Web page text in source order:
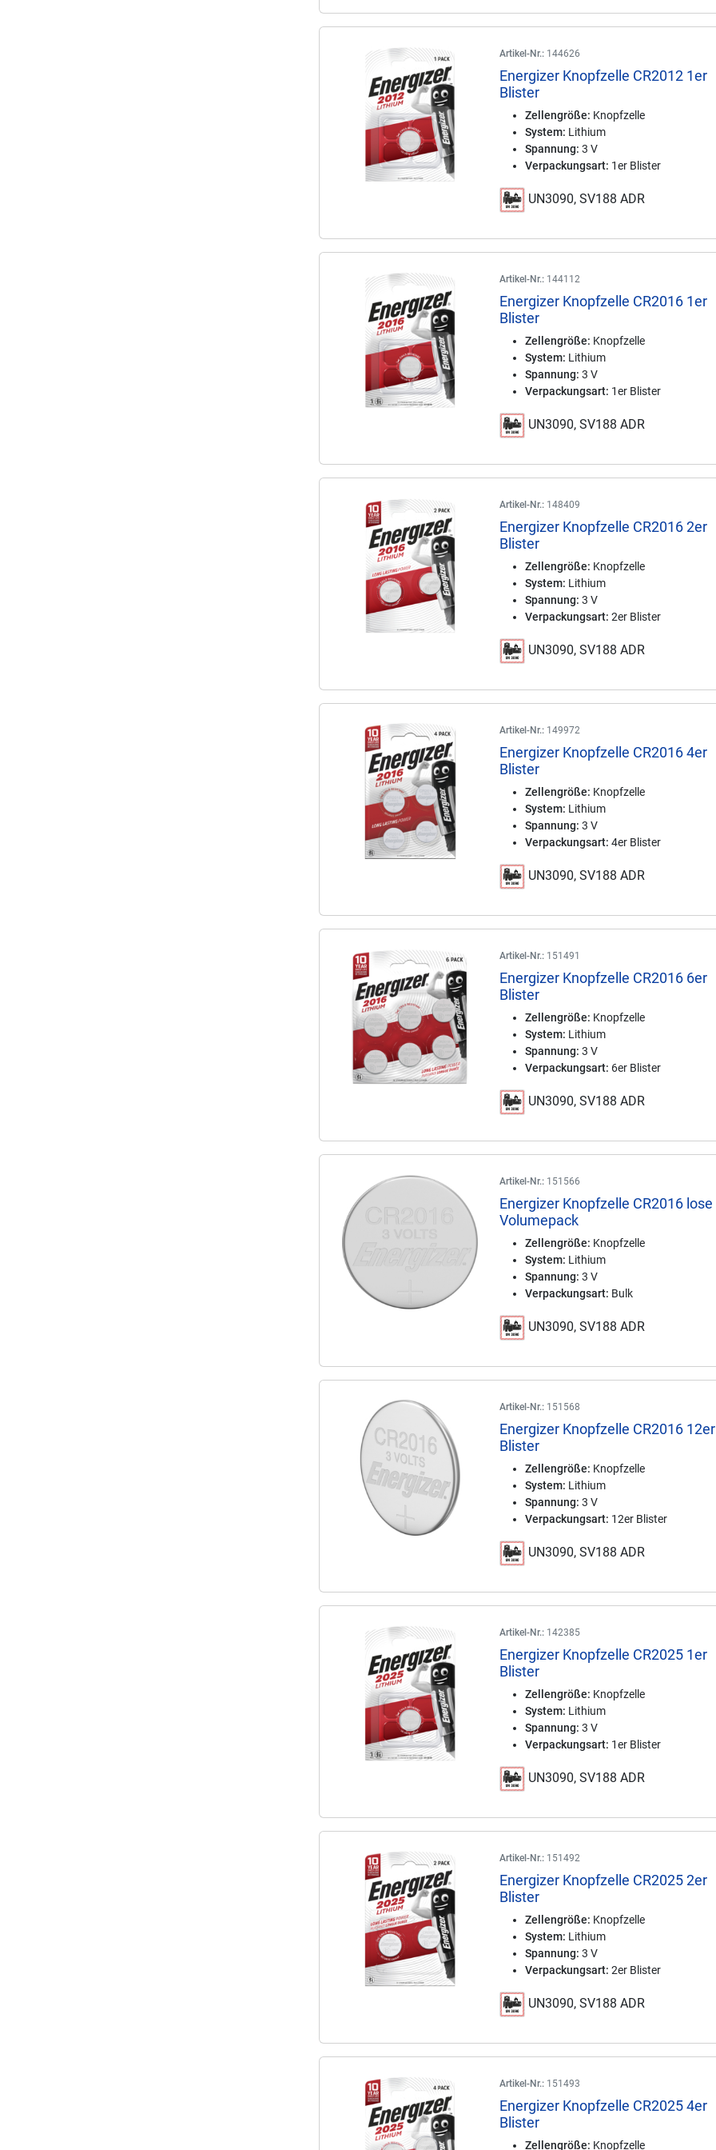
Artikel-Nr.: 144626
Energizer Knopfzelle CR2012 1er
Blister
Zellengröße: Knopfzelle
System: Lithium
Spannung: 3 V
Verpackungsart: 1er Blister
UN3090, SV188 ADR
Artikel-Nr.: 144112
Energizer Knopfzelle CR2016 1er
Blister
Zellengröße: Knopfzelle
System: Lithium
Spannung: 3 V
Verpackungsart: 1er Blister
UN3090, SV188 ADR
Artikel-Nr.: 148409
Energizer Knopfzelle CR2016 2er
Blister
Zellengröße: Knopfzelle
System: Lithium
Spannung: 3 V
Verpackungsart: 2er Blister
UN3090, SV188 ADR
Artikel-Nr.: 149972
Energizer Knopfzelle CR2016 4er
Blister
Zellengröße: Knopfzelle
System: Lithium
Spannung: 3 V
Verpackungsart: 4er Blister
UN3090, SV188 ADR
Artikel-Nr.: 151491
Energizer Knopfzelle CR2016 6er
Blister
Zellengröße: Knopfzelle
System: Lithium
Spannung: 3 V
Verpackungsart: 6er Blister
UN3090, SV188 ADR
Artikel-Nr.: 151566
Energizer Knopfzelle CR2016 lose
Volumepack
Zellengröße: Knopfzelle
System: Lithium
Spannung: 3 V
Verpackungsart: Bulk
UN3090, SV188 ADR
Artikel-Nr.: 151568
Energizer Knopfzelle CR2016 12er
Blister
Zellengröße: Knopfzelle
System: Lithium
Spannung: 3 V
Verpackungsart: 12er Blister
UN3090, SV188 ADR
Artikel-Nr.: 142385
Energizer Knopfzelle CR2025 1er
Blister
Zellengröße: Knopfzelle
System: Lithium
Spannung: 3 V
Verpackungsart: 1er Blister
UN3090, SV188 ADR
Artikel-Nr.: 151492
Energizer Knopfzelle CR2025 2er
Blister
Zellengröße: Knopfzelle
System: Lithium
Spannung: 3 V
Verpackungsart: 2er Blister
UN3090, SV188 ADR
Artikel-Nr.: 151493
Energizer Knopfzelle CR2025 4er
Blister
Zellengröße: Knopfzelle